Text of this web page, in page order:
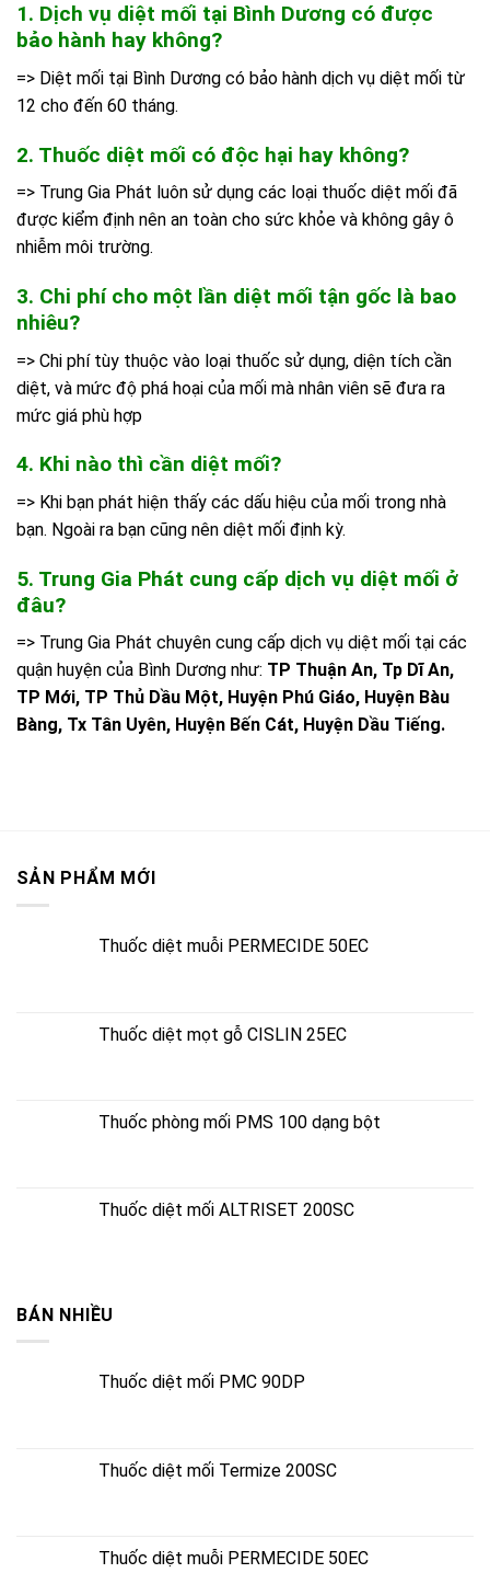
1. Dịch vụ diệt mối tại Bình Dương có được
bảo hành hay không?
=> Diệt mối tại Bình Dương có bảo hành dịch vụ diệt mối từ
12 cho đến 60 tháng.
2. Thuốc diệt mối có độc hại hay không?
=> Trung Gia Phát luôn sử dụng các loại thuốc diệt mối đã
được kiểm định nên an toàn cho sức khỏe và không gây ô
nhiễm môi trường.
3. Chi phí cho một lần diệt mối tận gốc là bao
nhiêu?
=> Chi phí tùy thuộc vào loại thuốc sử dụng, diện tích cần
diệt, và mức độ phá hoại của mối mà nhân viên sẽ đưa ra
mức giá phù hợp
4. Khi nào thì cần diệt mối?
=> Khi bạn phát hiện thấy các dấu hiệu của mối trong nhà
bạn. Ngoài ra bạn cũng nên diệt mối định kỳ.
5. Trung Gia Phát cung cấp dịch vụ diệt mối ở
đâu?
=> Trung Gia Phát chuyên cung cấp dịch vụ diệt mối tại các
quận huyện của Bình Dương như: TP Thuận An, Tp Dĩ An,
TP Mới, TP Thủ Dầu Một, Huyện Phú Giáo, Huyện Bàu
Bàng, Tx Tân Uyên, Huyện Bến Cát, Huyện Dầu Tiếng.
SẢN PHẨM MỚI
Thuốc diệt muỗi PERMECIDE 50EC
Thuốc diệt mọt gỗ CISLIN 25EC
Thuốc phòng mối PMS 100 dạng bột
Thuốc diệt mối ALTRISET 200SC
BÁN NHIỀU
Thuốc diệt mối PMC 90DP
Thuốc diệt mối Termize 200SC
Thuốc diệt muỗi PERMECIDE 50EC